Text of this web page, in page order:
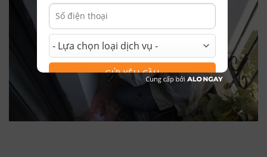
GỬI YÊU CẦU